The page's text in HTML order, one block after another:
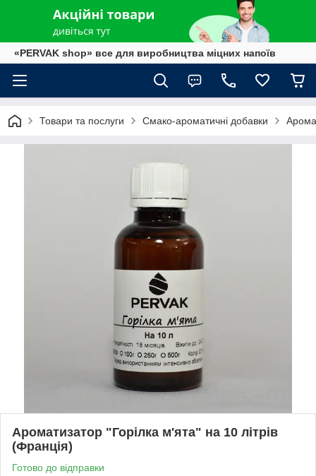
«PERVAK shop» все для виробництва міцних напоїв
Товари та послуги Смако-ароматичні добавки
Ароматизатор "Горілка м'ята" на 10 літрів
(Франція)
Готово до відправки